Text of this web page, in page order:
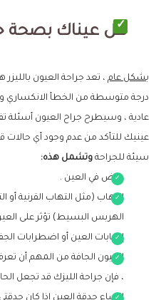
هل عيناك بصحة
بشكل عام، تعد جراحة العيون
درجة متوسطة من الخطأ الانكساري
عادية ، وسيطرح جراح العيون أسئلة
عينيك للتأكد من عدم وجود أي حالات
سيئة للجراحةوتشمل هذه:
مرض في العين .
التهاب (مثل التهاب القرنية أو
الهربس البسيط) تؤثر على
إصابات العين أو اضطرابات
العيون الجافة من المهم أن
، فإن جراحة الليزك قد تجعل